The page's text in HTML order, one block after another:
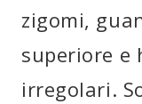
zigomi,
superiore e
irregolari.